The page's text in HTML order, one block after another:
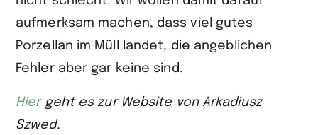
aufmerksam machen, dass viel gutes
Porzellan im Müll landet, die angeblichen
Fehler aber gar keine sind.
Hiergeht es zur Website von Arkadiusz
Szwed.